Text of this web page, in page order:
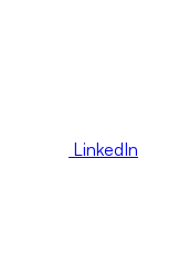
LinkedIn